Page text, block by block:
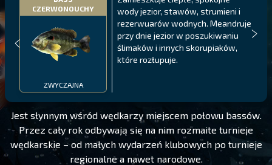
CZERWONOUCHY
ZWYCZAJNA
wody jezior, stawów, strumieni i
rezerwuarów wodnych. Meandruje
przy dnie jezior w poszukiwaniu
ślimaków i innych skorupiaków,
które rozłupuje.
Jest słynnym wśród wędkarzy miejscem połowu bassów.
Przez cały rok odbywają się na nim rozmaite turnieje
wędkarskie – od małych wydarzeń klubowych po turnieje
regionalne a nawet narodowe.